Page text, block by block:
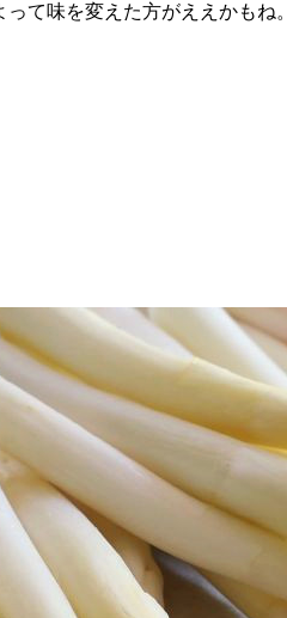
て味を変えた方がええかもね。